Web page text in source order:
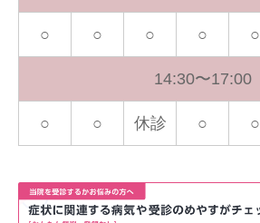
○ ○ ○ ○ ○
14:30〜17:00
○ ○ 休診 ○ ○